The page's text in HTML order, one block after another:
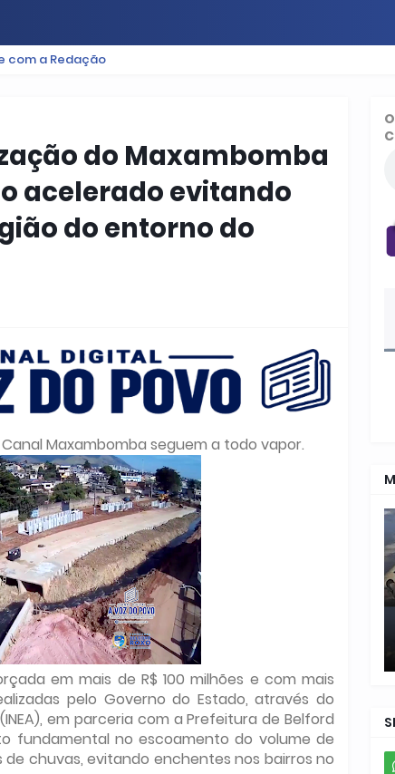
BAIXADA
com a Redação
do Maxambomba
acelerado evitando
do entorno do
Maxambomba seguem a todo vapor.
em mais de R$ 100 milhões e com mais
pelo Governo do Estado, através do
em parceria com a Prefeitura de Belford
fundamental no escoamento do volume de
chuvas, evitando enchentes nos bairros no